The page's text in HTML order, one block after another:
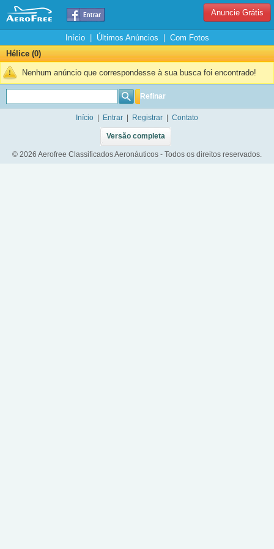
Anuncie Grátis
Início| Últimos Anúncios
Com Fotos
Hélice (0)
Nenhum anúncio que correspondesse à sua busca foi encontrado!
Refinar
Início Entrar Registrar Contato
Versão completa
© 2026 Aerofree Classificados Aeronáuticos - Todos os direitos reservados.